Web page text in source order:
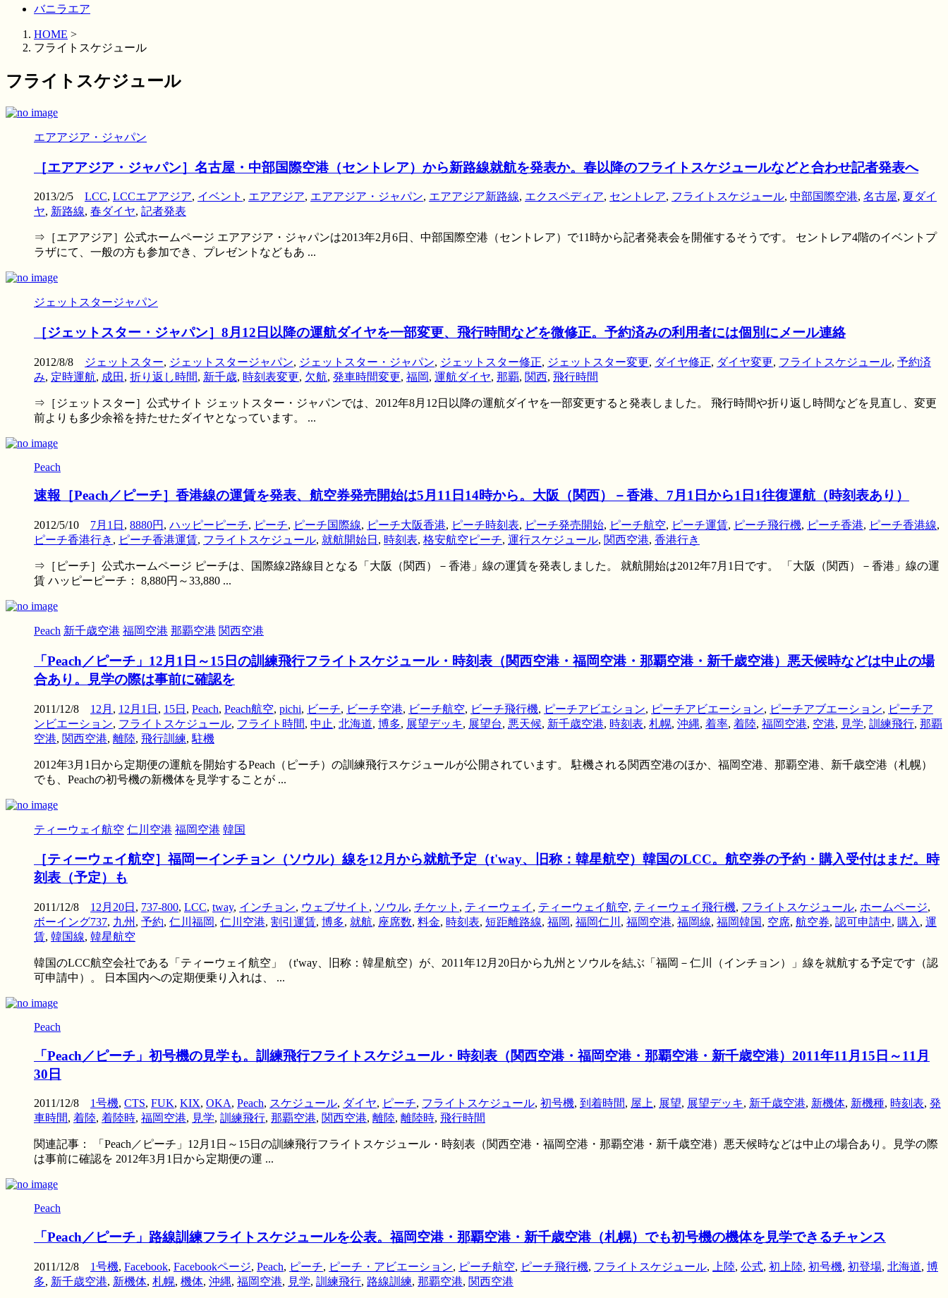
バニラエア
HOME >
フライトスケジュール
フライトスケジュール
エアアジア・ジャパン
［エアアジア・ジャパン］名古屋・中部国際空港（セントレア）から新路線就航を発表か。春以降のフライトスケジュールなどと合わせ記者発表へ
2013/2/5 LCC, LCCエアアジア, イベント , エアアジア, エアアジア・ジャパン, エアアジア新路線, エクスペディア, セントレア, フライトスケジュール, 中部国際空港, 名古屋, 夏ダイ
ヤ, 新路線, 春ダイヤ, 記者発表
⇒［エアアジア］公式ホームページ エアアジア・ジャパンは2013年2月6日、中部国際空港（セントレア）で11時から記者発表会を開催するそうです。 セントレア4階のイベントプ
ラザにて、一般の方も参加でき、プレゼントなどもあ ...
ジェットスタージャパン
［ジェットスター・ジャパン］8月12日以降の運航ダイヤを一部変更、飛行時間などを微修正。予約済みの利用者には個別にメール連絡
2012/8/8 ジェットスター, ジェットスタージャパン, ジェットスター・ジャパン, ジェットスター修正, ジェットスター変更, ダイヤ修正, ダイヤ変更, フライトスケジュール, 予約済
み, 定時運航, 成田 , 折り返し時間, 新千歳, 時刻表変更, 欠航, 発車時間変更, 福岡, 運航ダイヤ, 那覇, 関西, 飛行時間
⇒［ジェットスター］公式サイト ジェットスター・ジャパンでは、2012年8月12日以降の運航ダイヤを一部変更すると発表しました。 飛行時間や折り返し時間などを見直し、変更
前よりも多少余裕を持たせたダイヤとなっています。 ...
Peach
速報［Peach／ピーチ］香港線の運賃を発表、航空券発売開始は5月11日14時から。大阪（関西）－香港、7月1日から1日1往復運航（時刻表あり）
2012/5/10 7月1日 , 8880円 , ハッピーピーチ, ピーチ, ピーチ国際線, ピーチ大阪香港, ピーチ時刻表, ピーチ発売開始, ピーチ航空, ピーチ運賃, ピーチ飛行機, ピーチ香港, ピーチ香港線,
ピーチ香港行き , ピーチ香港運賃, フライトスケジュール, 就航開始日 , 時刻表, 格安航空ピーチ, 運行スケジュール, 関西空港, 香港行き
⇒［ピーチ］公式ホームページ ピーチは、国際線2路線目となる「大阪（関西）－香港」線の運賃を発表しました。 就航開始は2012年7月1日です。 「大阪（関西）－香港」線の運
賃 ハッピーピーチ： 8,880円～33,880 ...
Peach 新千歳空港 福岡空港 那覇空港 関西空港
「Peach／ピーチ」12月1日～15日の訓練飛行フライトスケジュール・時刻表（関西空港・福岡空港・那覇空港・新千歳空港）悪天候時などは中止の場
合あり。見学の際は事前に確認を
2011/12/8 12月 , 12月1日 , 15日 , Peach, Peach航空, pichi, ビーチ, ビーチ空港, ビーチ航空, ビーチ飛行機, ピーチアビエション, ピーチアビエーション, ピーチアブエーション, ピーチア
ンビエーション, フライトスケジュール, フライト時間, 中止, 北海道, 博多, 展望デッキ, 展望台, 悪天候, 新千歳空港, 時刻表, 札幌, 沖縄, 着率, 着陸, 福岡空港, 空港, 見学, 訓練飛行, 那覇
空港, 関西空港, 離陸, 飛行訓練, 駐機
2012年3月1日から定期便の運航を開始するPeach（ピーチ）の訓練飛行スケジュールが公開されています。 駐機される関西空港のほか、福岡空港、那覇空港、新千歳空港（札幌）
でも、Peachの初号機の新機体を見学することが ...
ティーウェイ航空 仁川空港 福岡空港 韓国
［ティーウェイ航空］福岡ーインチョン（ソウル）線を12月から就航予定（t'way、旧称：韓星航空）韓国のLCC。航空券の予約・購入受付はまだ。時
刻表（予定）も
2011/12/8 12月20日 , 737-800, LCC, tway, インチョン, ウェブサイト , ソウル, チケット , ティーウェイ , ティーウェイ航空, ティーウェイ飛行機, フライトスケジュール, ホームページ,
ボーイング737, 九州 , 予約, 仁川福岡, 仁川空港, 割引運賃, 博多, 就航, 座席数, 料金, 時刻表, 短距離路線, 福岡, 福岡仁川 , 福岡空港, 福岡線, 福岡韓国, 空席, 航空券, 認可申請中, 購入 , 運
賃, 韓国線, 韓星航空
韓国のLCC航空会社である「ティーウェイ航空」（t'way、旧称：韓星航空）が、2011年12月20日から九州とソウルを結ぶ「福岡－仁川（インチョン）」線を就航する予定です（認
可申請中）。 日本国内への定期便乗り入れは、 ...
Peach
「Peach／ピーチ」初号機の見学も。訓練飛行フライトスケジュール・時刻表（関西空港・福岡空港・那覇空港・新千歳空港）2011年11月15日～11月
30日
2011/12/8 1号機, CTS, FUK, KIX, OKA, Peach, スケジュール, ダイヤ, ピーチ, フライトスケジュール, 初号機, 到着時間, 屋上, 展望, 展望デッキ, 新千歳空港, 新機体, 新機種, 時刻表, 発
車時間, 着陸, 着陸時, 福岡空港, 見学, 訓練飛行, 那覇空港, 関西空港, 離陸, 離陸時, 飛行時間
関連記事： 「Peach／ピーチ」12月1日～15日の訓練飛行フライトスケジュール・時刻表（関西空港・福岡空港・那覇空港・新千歳空港）悪天候時などは中止の場合あり。見学の際
は事前に確認を 2012年3月1日から定期便の運 ...
Peach
「Peach／ピーチ」路線訓練フライトスケジュールを公表。福岡空港・那覇空港・新千歳空港（札幌）でも初号機の機体を見学できるチャンス
2011/12/8 1号機, Facebook, Facebookページ, Peach, ピーチ, ピーチ・アビエーション, ピーチ航空, ピーチ飛行機, フライトスケジュール, 上陸, 公式, 初上陸, 初号機, 初登場, 北海道, 博
多, 新千歳空港, 新機体, 札幌, 機体, 沖縄, 福岡空港, 見学, 訓練飛行, 路線訓練, 那覇空港, 関西空港